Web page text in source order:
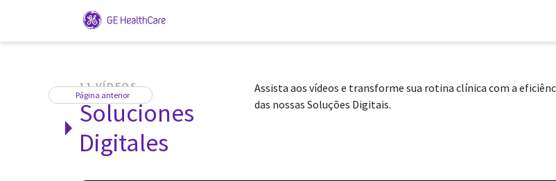
Página anterior
11 VÍDEOS
Soluciones
Digitales
Assista aos vídeos e transforme sua rotina clínica com a
das nossas Soluções Digitais.